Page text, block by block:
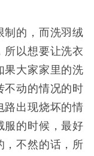
的，而洗羽绒
所以想要让洗衣
果大家家里的洗
不动的情况的时
路出现烧坏的情
服的时候，最好
，不然的话，所